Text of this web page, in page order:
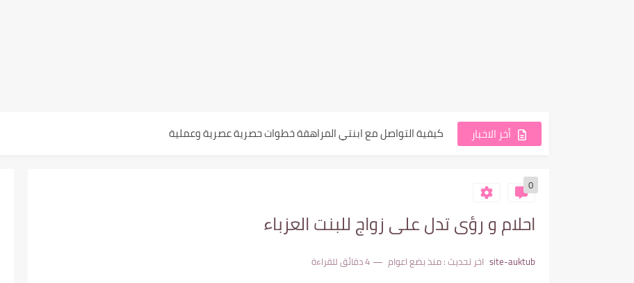
أخر الاخبار
كيفية التواصل مع ابنتي المراهقة خطوات حصرية عصرية وعملية
كيفية مساعدة المراهقات على التغلب على التعلق العاطفي المرضي
ظاهرة التعلق عند بنات المراهقات: مراحل التعلق، عقدة النقص، "اللطف...
0
احلام و رؤى تدل على زواج للبنت العزباء
site-auktub اخر تحديث :منذ بضع اعوام 4 دقائق للقراءة